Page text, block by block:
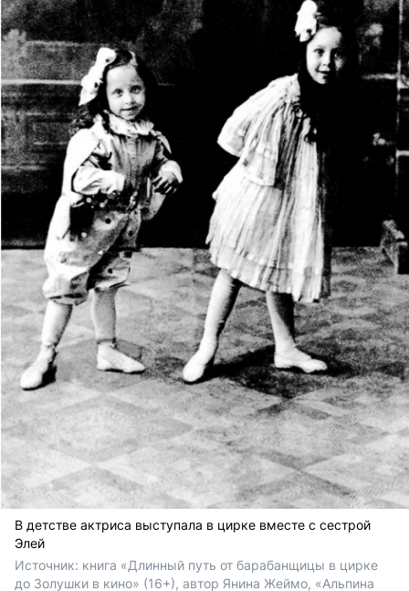
В детстве актриса выступала в цирке вместе с сестрой
Элей
Источник: книга «Длинный путь от барабанщицы в цирке
до Золушки в кино» (16+), автор Янина Жеймо, «Альпина